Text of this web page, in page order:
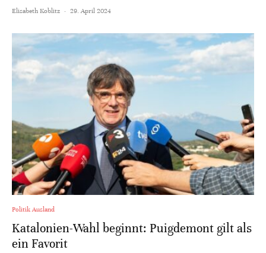
Elisabeth Koblitz · 29. April 2024
Politik Ausland
Katalonien-Wahl beginnt: Puigdemont gilt als
ein Favorit